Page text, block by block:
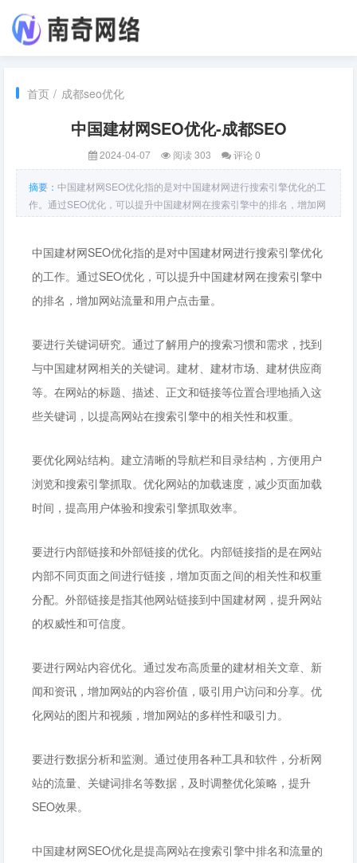
首页 / 成都seo优化
中国建材网SEO优化-成都SEO
2024-04-07 阅读 303 评论 0
摘要： 中国建材网SEO优化指的是对中国建材网进行搜索引擎优化的工
作。通过SEO优化，可以提升中国建材网在搜索引擎中的排名，增加网
站流量和用户点击量。要进行关键词研究。通过了解用户的搜索习惯和
等。在网站的标题
中国建材网SEO优化指的是对中国建材网进行搜索引擎优化
的工作。通过SEO优化，可以提升中国建材网在搜索引擎中
的排名，增加网站流量和用户点击量。
要进行关键词研究。通过了解用户的搜索习惯和需求，找到
与中国建材网相关的关键词。建材、建材市场、建材供应商
等。在网站的标题、描述、正文和链接等位置合理地插入这
些关键词，以提高网站在搜索引擎中的相关性和权重。
要优化网站结构。建立清晰的导航栏和目录结构，方便用户
浏览和搜索引擎抓取。优化网站的加载速度，减少页面加载
时间，提高用户体验和搜索引擎抓取效率。
要进行内部链接和外部链接的优化。内部链接指的是在网站
内部不同页面之间进行链接，增加页面之间的相关性和权重
分配。外部链接是指其他网站链接到中国建材网，提升网站
的权威性和可信度。
要进行网站内容优化。通过发布高质量的建材相关文章、新
闻和资讯，增加网站的内容价值，吸引用户访问和分享。优
化网站的图片和视频，增加网站的多样性和吸引力。
要进行数据分析和监测。通过使用各种工具和软件，分析网
站的流量、关键词排名等数据，及时调整优化策略，提升
SEO效果。
中国建材网SEO优化是提高网站在搜索引擎中排名和流量的